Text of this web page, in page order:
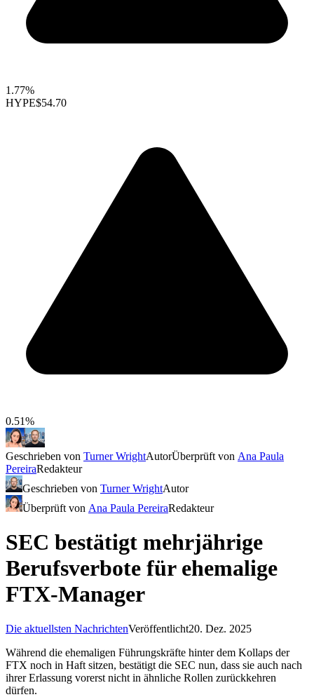
1.77%
HYPE$54.70
0.51%
Geschrieben von Turner WrightAutorÜberprüft von Ana Paula
PereiraRedakteur
Geschrieben von Turner WrightAutor
Überprüft von Ana Paula PereiraRedakteur
SEC bestätigt mehrjährige
Berufsverbote für ehemalige
FTX-Manager
Die aktuellsten NachrichtenVeröffentlicht20. Dez. 2025
Während die ehemaligen Führungskräfte hinter dem Kollaps der
FTX noch in Haft sitzen, bestätigt die SEC nun, dass sie auch nach
ihrer Erlassung vorerst nicht in ähnliche Rollen zurückkehren
dürfen.